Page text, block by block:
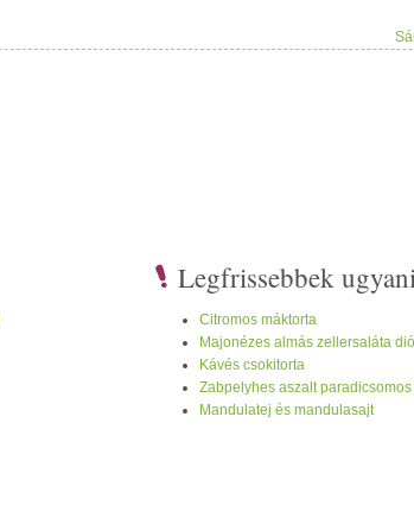
Legfrissebbek
Citromos máktorta
Majonézes almás zellersaláta
Kávés csokitorta
Zabpelyhes aszalt
Mandulatej és mandulasajt